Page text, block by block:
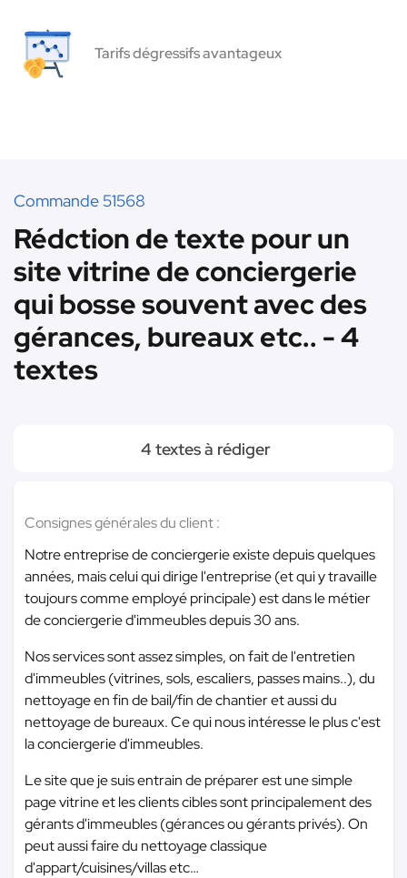
Tarifs dégressifs avantageux
Commande 51568
Rédction de texte pour un
site vitrine de conciergerie
qui bosse souvent avec des
gérances, bureaux etc.. - 4
textes
4 textes à rédiger
Consignes générales du client :
Notre entreprise de conciergerie existe depuis quelques
années, mais celui qui dirige l'entreprise (et qui y travaille
toujours comme employé principale) est dans le métier
de conciergerie d'immeubles depuis 30 ans.
Nos services sont assez simples, on fait de l'entretien
d'immeubles (vitrines, sols, escaliers, passes mains..), du
nettoyage en fin de bail/fin de chantier et aussi du
nettoyage de bureaux. Ce qui nous intéresse le plus c'est
la conciergerie d'immeubles.
Le site que je suis entrain de préparer est une simple
page vitrine et les clients cibles sont principalement des
gérants d'immeubles (gérances ou gérants privés). On
peut aussi faire du nettoyage classique
d'appart/cuisines/villas etc…